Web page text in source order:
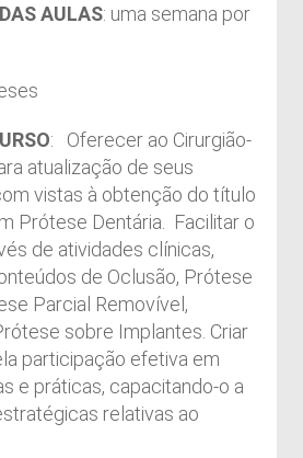
AULAS: uma semana por
: Oferecer ao Cirurgião-
atualização de seus
vistas à obtenção do título
Prótese Dentária. Facilitar o
de atividades clínicas,
de Oclusão, Prótese
Parcial Removível,
sobre Implantes. Criar
participação efetiva em
e práticas, capacitando-o a
relativas ao